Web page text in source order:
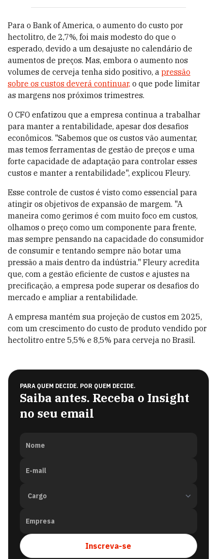
Para o Bank of America, o aumento do custo por
hectolitro, de 2,7%, foi mais modesto do que o
esperado, devido a um desajuste no calendário de
aumentos de preços. Mas, embora o aumento nos
volumes de cerveja tenha sido positivo, a pressão
sobre os custos deverá continuar, o que pode limitar
as margens nos próximos trimestres.
O CFO enfatizou que a empresa continua a trabalhar
para manter a rentabilidade, apesar dos desafios
econômicos. "Sabemos que os custos vão aumentar,
mas temos ferramentas de gestão de preços e uma
forte capacidade de adaptação para controlar esses
custos e manter a rentabilidade", explicou Fleury.
Esse controle de custos é visto como essencial para
atingir os objetivos de expansão de margem. "A
maneira como gerimos é com muito foco em custos,
olhamos o preço como um componente para frente,
mas sempre pensando na capacidade do consumidor
de consumir e tentando sempre não botar uma
pressão a mais dentro da indústria." Fleury acredita
que, com a gestão eficiente de custos e ajustes na
precificação, a empresa pode superar os desafios do
mercado e ampliar a rentabilidade.
A empresa mantém sua projeção de custos em 2025,
com um crescimento do custo de produto vendido por
hectolitro entre 5,5% e 8,5% para cerveja no Brasil.
PARA QUEM DECIDE. POR QUEM DECIDE.
Saiba antes. Receba o Insight
no seu email
Nome
E-mail
Empresa
Inscreva-se